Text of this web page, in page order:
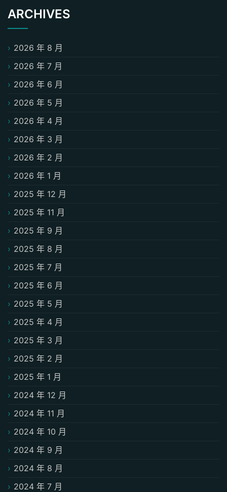
ARCHIVES
2026 年 8 月
2026 年 7 月
2026 年 6 月
2026 年 5 月
2026 年 4 月
2026 年 3 月
2026 年 2 月
2026 年 1 月
2025 年 12 月
2025 年 11 月
2025 年 9 月
2025 年 8 月
2025 年 7 月
2025 年 6 月
2025 年 5 月
2025 年 4 月
2025 年 3 月
2025 年 2 月
2025 年 1 月
2024 年 12 月
2024 年 11 月
2024 年 10 月
2024 年 9 月
2024 年 8 月
2024 年 7 月